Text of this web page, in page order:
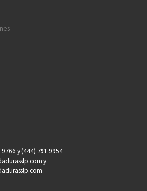
y (444) 791 9954
y